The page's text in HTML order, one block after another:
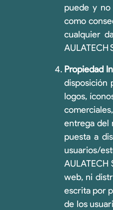
puede y
como
cualquier
AULATECH
Propiedad
disposición
logos,
entrega del
puesta a
usuarios/
web, ni
escrita por
de los